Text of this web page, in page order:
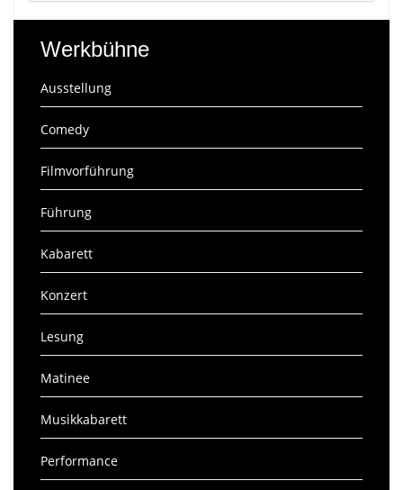
Werkbühne
Ausstellung
Comedy
Filmvorführung
Führung
Kabarett
Konzert
Lesung
Matinee
Musikkabarett
Performance